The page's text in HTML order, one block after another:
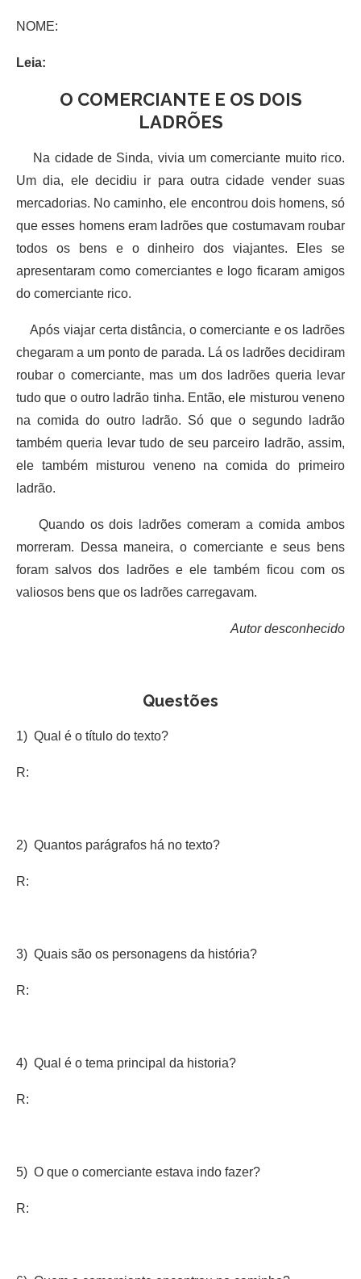
NOME:
Leia:
O COMERCIANTE E OS DOIS
LADRÕES
Na cidade de Sinda, vivia um comerciante muito rico.
Um dia, ele decidiu ir para outra cidade vender suas
mercadorias. No caminho, ele encontrou dois homens, só
que esses homens eram ladrões que costumavam roubar
todos os bens e o dinheiro dos viajantes. Eles se
apresentaram como comerciantes e logo ficaram amigos
do comerciante rico.
Após viajar certa distância, o comerciante e os ladrões
chegaram a um ponto de parada. Lá os ladrões decidiram
roubar o comerciante, mas um dos ladrões queria levar
tudo que o outro ladrão tinha. Então, ele misturou veneno
na comida do outro ladrão. Só que o segundo ladrão
também queria levar tudo de seu parceiro ladrão, assim,
ele também misturou veneno na comida do primeiro
ladrão.
Quando os dois ladrões comeram a comida ambos
morreram. Dessa maneira, o comerciante e seus bens
foram salvos dos ladrões e ele também ficou com os
valiosos bens que os ladrões carregavam.
Autor desconhecido
Questões
1) Qual é o título do texto?
R:
2) Quantos parágrafos há no texto?
R:
3) Quais são os personagens da história?
R:
4) Qual é o tema principal da historia?
R:
5) O que o comerciante estava indo fazer?
R: